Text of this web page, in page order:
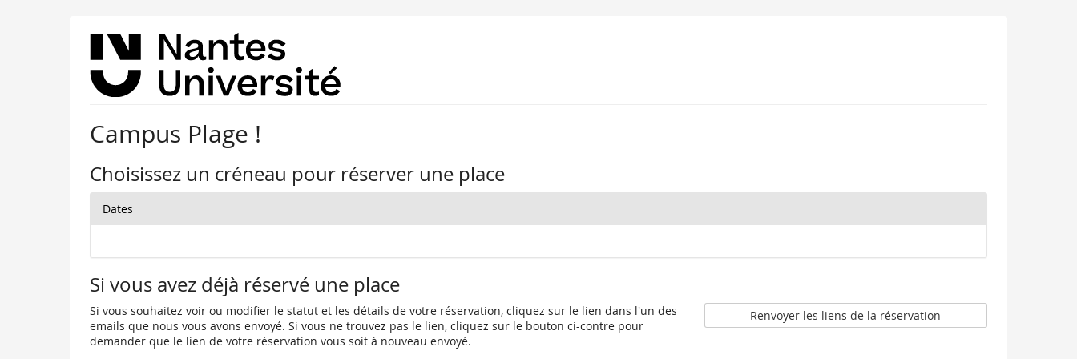
Campus Plage !
Choisissez un créneau pour réserver une place
Dates
Si vous avez déjà réservé une place
Si vous souhaitez voir ou modifier le statut et les détails de votre réservation, cliquez sur le lien dans l'un des
emails que nous vous avons envoyé. Si vous ne trouvez pas le lien, cliquez sur le bouton ci-contre pour
demander que le lien de votre réservation vous soit à nouveau envoyé.
Renvoyer les liens de la réservation